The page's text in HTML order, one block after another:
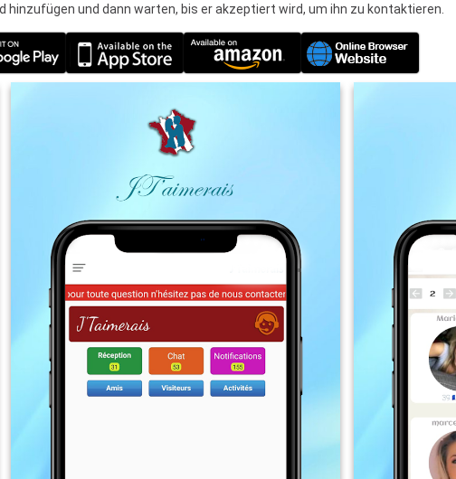
hinzufügen und dann warten, bis er akzeptiert wird, um ihn zu kontaktieren.